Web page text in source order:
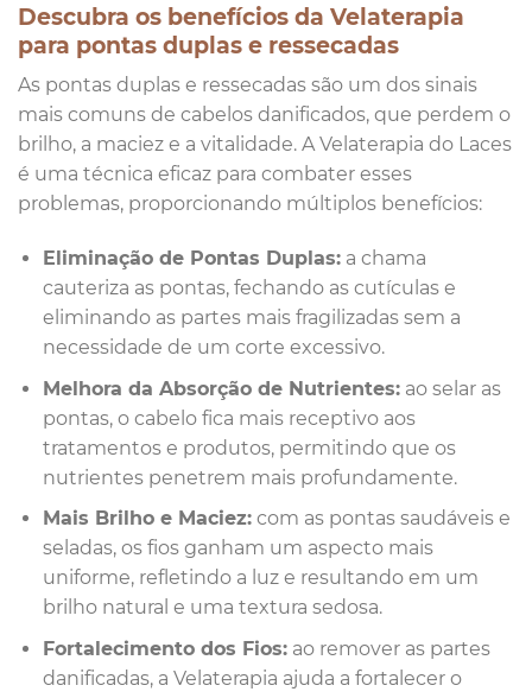
Descubra os benefícios da Velaterapia
para pontas duplas e ressecadas
As pontas duplas e ressecadas são um dos sinais
mais comuns de cabelos danificados, que perdem o
brilho, a maciez e a vitalidade. A Velaterapia do Laces
é uma técnica eficaz para combater esses
problemas, proporcionando múltiplos benefícios:
Eliminação de Pontas Duplas:a chama
cauteriza as pontas, fechando as cutículas e
eliminando as partes mais fragilizadas sem a
necessidade de um corte excessivo.
Melhora da Absorção de Nutrientes:ao selar as
pontas, o cabelo fica mais receptivo aos
tratamentos e produtos, permitindo que os
nutrientes penetrem mais profundamente.
Mais Brilho e Maciez:com as pontas saudáveis e
seladas, os fios ganham um aspecto mais
uniforme, refletindo a luz e resultando em um
brilho natural e uma textura sedosa.
Fortalecimento dos Fios:ao remover as partes
danificadas, a Velaterapia ajuda a fortalecer o